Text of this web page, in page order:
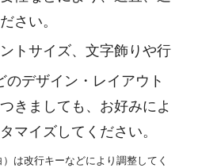
さい。
トサイズ、文字飾りや行
のデザイン・レイアウト
きましても、お好みによ
マイズしてください。
は改行キーなどにより調整してく